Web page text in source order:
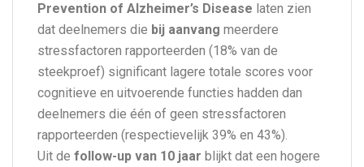
Prevention of Alzheimer’s Disease laten zien
dat deelnemers die bij aanvang meerdere
stressfactoren rapporteerden (18% van de
steekproef) significant lagere totale scores voor
cognitieve en uitvoerende functies hadden dan
deelnemers die één of geen stressfactoren
rapporteerden (respectievelijk 39% en 43%).
Uit de follow-up van 10 jaar blijkt dat een hogere